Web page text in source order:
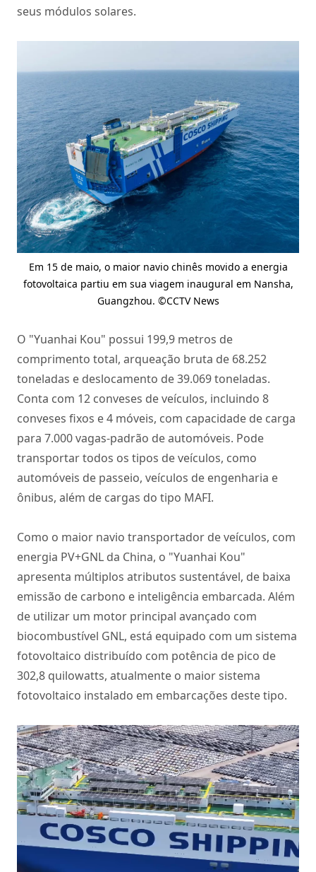
seus módulos solares.
Em 15 de maio, o maior navio chinês movido a energia
fotovoltaica partiu em sua viagem inaugural em Nansha,
Guangzhou. ©CCTV News
O "Yuanhai Kou" possui 199,9 metros de
comprimento total, arqueação bruta de 68.252
toneladas e deslocamento de 39.069 toneladas.
Conta com 12 conveses de veículos, incluindo 8
conveses fixos e 4 móveis, com capacidade de carga
para 7.000 vagas-padrão de automóveis. Pode
transportar todos os tipos de veículos, como
automóveis de passeio, veículos de engenharia e
ônibus, além de cargas do tipo MAFI.
Como o maior navio transportador de veículos, com
energia PV+GNL da China, o "Yuanhai Kou"
apresenta múltiplos atributos sustentável, de baixa
emissão de carbono e inteligência embarcada. Além
de utilizar um motor principal avançado com
biocombustível GNL, está equipado com um sistema
fotovoltaico distribuído com potência de pico de
302,8 quilowatts, atualmente o maior sistema
fotovoltaico instalado em embarcações deste tipo.